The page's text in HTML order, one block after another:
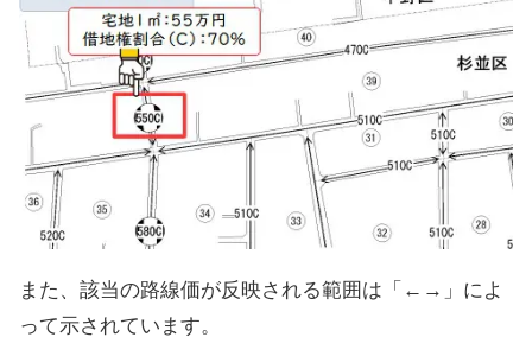
また、該当の路線価が反映される範囲は「←→」によ
って示されています。